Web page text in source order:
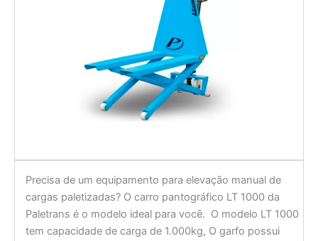
Precisa de um equipamento para elevação manual de
cargas paletizadas? O carro pantográfico LT 1000 da
Paletrans é o modelo ideal para você. O modelo LT 1000
tem capacidade de carga de 1.000kg, O garfo possui